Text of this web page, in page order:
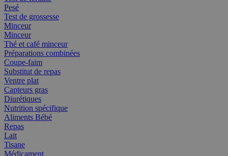
Pesé
Test de grossesse
Minceur
Minceur
Thé et café minceur
Préparations combinées
Coupe-faim
Substitut de repas
Ventre plat
Capteurs gras
Diurétiques
Nutrition spécifique
Aliments Bébé
Repas
Lait
Tisane
Médicament